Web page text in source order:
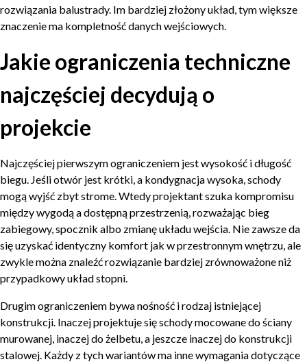
rozwiązania balustrady. Im bardziej złożony układ, tym większe
znaczenie ma kompletność danych wejściowych.
Jakie ograniczenia techniczne
najczęściej decydują o
projekcie
Najczęściej pierwszym ograniczeniem jest wysokość i długość
biegu. Jeśli otwór jest krótki, a kondygnacja wysoka, schody
mogą wyjść zbyt strome. Wtedy projektant szuka kompromisu
między wygodą a dostępną przestrzenią, rozważając bieg
zabiegowy, spocznik albo zmianę układu wejścia. Nie zawsze da
się uzyskać identyczny komfort jak w przestronnym wnętrzu, ale
zwykle można znaleźć rozwiązanie bardziej zrównoważone niż
przypadkowy układ stopni.
Drugim ograniczeniem bywa nośność i rodzaj istniejącej
konstrukcji. Inaczej projektuje się schody mocowane do ściany
murowanej, inaczej do żelbetu, a jeszcze inaczej do konstrukcji
stalowej. Każdy z tych wariantów ma inne wymagania dotyczące